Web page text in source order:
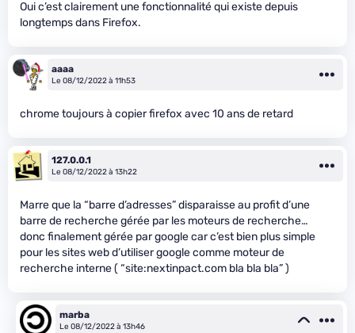
Oui c’est clairement une fonctionnalité qui existe depuis
longtemps dans Firefox.
aaaa
Le 08/12/2022 à 11h53
chrome toujours à copier firefox avec 10 ans de retard
127.0.0.1
Le 08/12/2022 à 13h22
Marre que la “barre d’adresses” disparaisse au profit d’une
barre de recherche gérée par les moteurs de recherche…
donc finalement gérée par google car c’est bien plus simple
pour les sites web d’utiliser google comme moteur de
recherche interne ( “site:nextinpact.com bla bla bla” )
marba
Le 08/12/2022 à 13h46